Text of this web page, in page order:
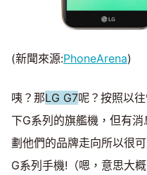
(新聞來源:PhoneArena)
咦？那LG G7呢？按照以
下G系列的旗艦機，但有
劃他們的品牌走向所以很
G系列手機!（嗯，意思大